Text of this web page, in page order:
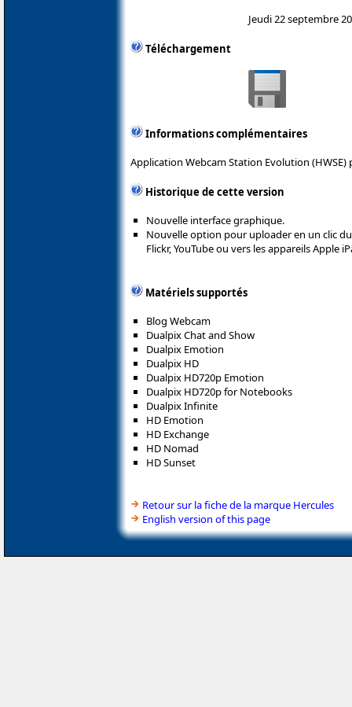
Jeudi 22 septembre
Téléchargement
Informations complémentaires
Application Webcam Station Evolution (HWSE)
Historique de cette version
Nouvelle interface graphique.
Nouvelle option pour uploader en un clic
Flickr, YouTube ou vers les appareils Apple
Matériels supportés
Blog Webcam
Dualpix Chat and Show
Dualpix Emotion
Dualpix HD
Dualpix HD720p Emotion
Dualpix HD720p for Notebooks
Dualpix Infinite
HD Emotion
HD Exchange
HD Nomad
HD Sunset
Retour sur la fiche de la marque Hercules
English version of this page